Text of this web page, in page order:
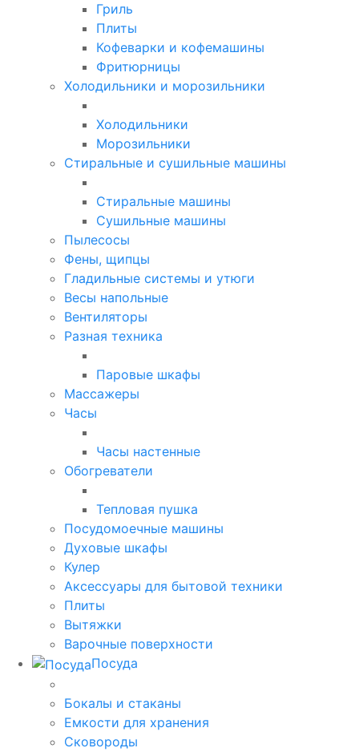
Гриль
Плиты
Кофеварки и кофемашины
Фритюрницы
Холодильники и морозильники
Холодильники
Морозильники
Стиральные и сушильные машины
Стиральные машины
Сушильные машины
Пылесосы
Фены, щипцы
Гладильные системы и утюги
Весы напольные
Вентиляторы
Разная техника
Паровые шкафы
Массажеры
Часы
Часы настенные
Обогреватели
Тепловая пушка
Посудомоечные машины
Духовые шкафы
Кулер
Аксессуары для бытовой техники
Плиты
Вытяжки
Варочные поверхности
Посуда
Бокалы и стаканы
Емкости для хранения
Сковороды